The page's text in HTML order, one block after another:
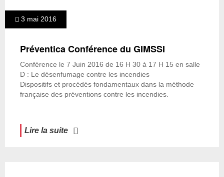
3 mai 2016
Préventica Conférence du GIMSSI
Conférence le 7 Juin 2016 de 16 H 30 à 17 H 15 en salle
D : Le désenfumage contre les incendies
Dispositifs et procédés fondamentaux dans la méthode
française des préventions contre les incendies.
Lire la suite